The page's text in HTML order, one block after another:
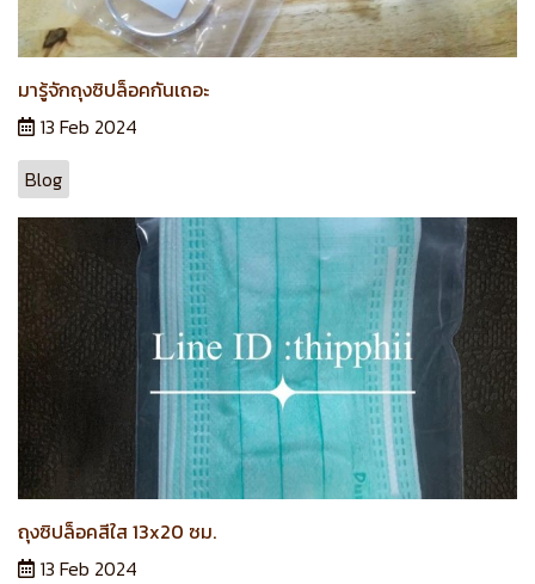
มารู้จักถุงซิปล็อคกันเถอะ
13 Feb 2024
Blog
ถุงซิปล็อคสีใส 13x20 ซม.
13 Feb 2024